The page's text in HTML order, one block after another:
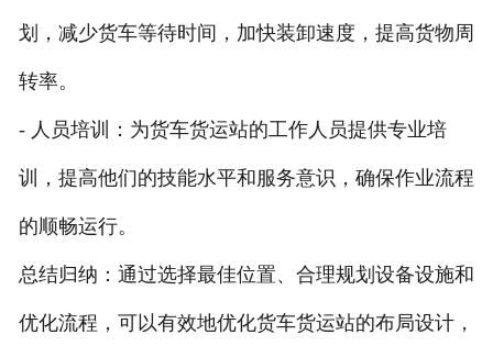
划，减少货车等待时间，加快装卸速度，提高货物周
转率。
- 人员培训：为货车货运站的工作人员提供专业培
训，提高他们的技能水平和服务意识，确保作业流程
的顺畅运行。
总结归纳：通过选择最佳位置、合理规划设备设施和
优化流程，可以有效地优化货车货运站的布局设计，